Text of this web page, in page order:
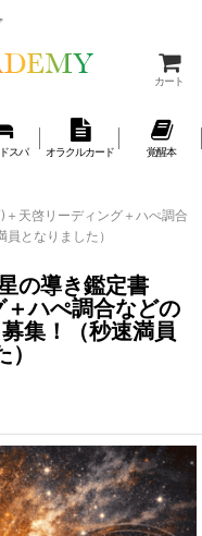
カート
スパ オラクルカード 覚醒本
天啓リーディング＋ハぺ調合
となりました）
の導き鑑定書
＋ハぺ調合などの
集！（秒速満員